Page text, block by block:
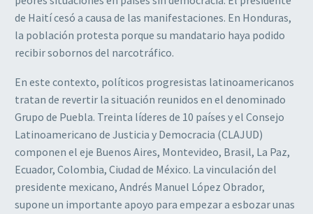
de Haití cesó a causa de las manifestaciones. En Honduras,
la población protesta porque su mandatario haya podido
recibir sobornos del narcotráfico.
En este contexto, políticos progresistas latinoamericanos
tratan de revertir la situación reunidos en el denominado
Grupo de Puebla. Treinta líderes de 10 países y el Consejo
Latinoamericano de Justicia y Democracia (CLAJUD)
componen el eje Buenos Aires, Montevideo, Brasil, La Paz,
Ecuador, Colombia, Ciudad de México. La vinculación del
presidente mexicano, Andrés Manuel López Obrador,
supone un importante apoyo para empezar a esbozar unas